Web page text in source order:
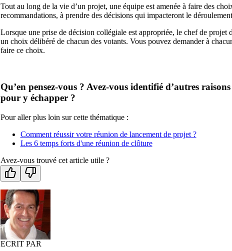
Tout au long de la vie d’un projet, une équipe est amenée à faire des
recommandations, à prendre des décisions qui impacteront le
Lorsque une prise de décision collégiale est appropriée, le chef de projet
un choix délibéré de chacun des votants. Vous pouvez demander à
faire ce choix.
Qu’en pensez-vous ? Avez-vous identifié d’autres
pour y échapper ?
Pour aller plus loin sur cette thématique :
Comment réussir votre réunion de lancement de projet ?
Les 6 temps forts d'une réunion de clôture
Avez-vous trouvé cet article utile ?
ECRIT PAR